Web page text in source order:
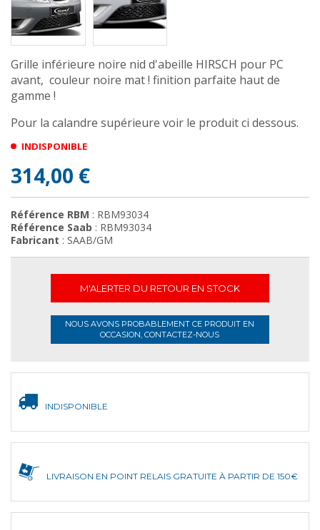
Grille inférieure noire nid d'abeille HIRSCH pour PC
avant, couleur noire mat ! finition parfaite haut de
gamme !
Pour la calandre supérieure voir le produit ci dessous.
INDISPONIBLE
314,00 €
Référence RBM : RBM93034
Référence Saab : RBM93034
Fabricant : SAAB/GM
M'ALERTER DU RETOUR EN STOCK
NOUS AVONS PROBABLEMENT CE PRODUIT EN
OCCASION, CONTACTEZ-NOUS
INDISPONIBLE
LIVRAISON EN POINT RELAIS GRATUITE À PARTIR DE 150€